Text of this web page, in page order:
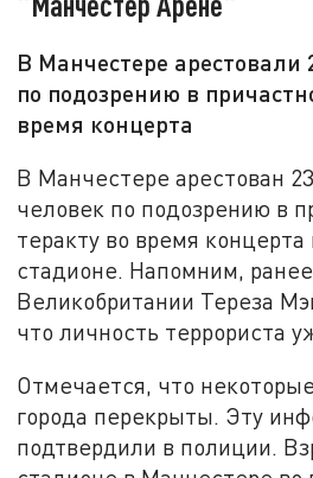
В Манчестере арестовали
по подозрению в
время концерта
В Манчестере арестован
человек по подозрению в
теракту во время концерта
стадионе. Напомним,
Великобритании Тереза
что личность террориста
Отмечается, что
города перекрыты. Эту
подтвердили в полиции.